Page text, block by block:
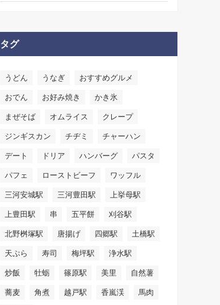
タグ
うどん うなぎ おすすめグルメ
おでん お好み焼き かき氷
まぜそば オムライス クレープ
ジンギスカン チヂミ チャーハン
デート ドリア ハンバーグ パスタ
パフェ ローストビーフ ワッフル
三河安城駅 三河豊田駅 上挙母駅
上豊田駅 串 五平餅 刈谷駅
北野桝塚駅 唐揚げ 四郷駅 土橋駅
天ぷら 寿司 梅坪駅 浄水駅
炒飯 牡蛎 篠原駅 美里 自然薯
蕎麦 角煮 越戸駅 香嵐渓 馬肉